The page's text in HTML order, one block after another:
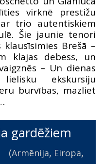
virknē prestižu
trio autentiskiem
Šie jaunie tenori
Brešā –
klajas debess, un
– Un dienas
ekskursiju
burvības, mazliet
gardēžiem
(Armēnija, Eiropa,